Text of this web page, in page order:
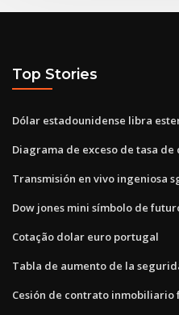
Top Stories
Dólar estadounidense libra
Diagrama de exceso de tasa de
Transmisión en vivo ingeniosa
Dow jones mini símbolo de
Cotação dolar euro portugal
Tabla de aumento de la
Cesión de contrato